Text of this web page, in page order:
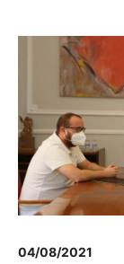
04/08/2021